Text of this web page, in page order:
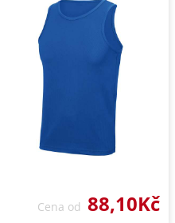
Cena od 88,10Kč